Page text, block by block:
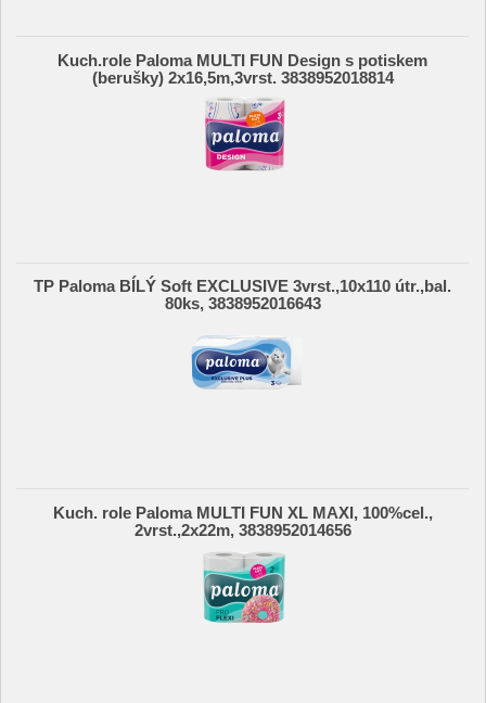
Kuch.role Paloma MULTI FUN Design s potiskem
(berušky) 2x16,5m,3vrst. 3838952018814
TP Paloma BÍLÝ Soft EXCLUSIVE 3vrst.,10x110 útr.,bal.
80ks, 3838952016643
Kuch. role Paloma MULTI FUN XL MAXI, 100%cel.,
2vrst.,2x22m, 3838952014656